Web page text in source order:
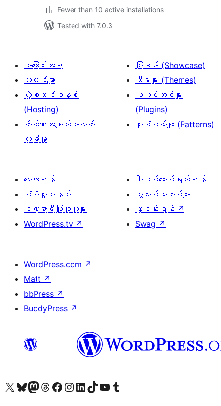
Fewer than 10 active installations
Tested with 7.0.3
အကြောင်းအရာ
သတင်းများ
ဟို့စတင်းစနစ်
(Hosting)
ကိုယ်ရေးအချက်အလက်
လုံခြုံမှု
ပြခန်း (Showcase)
သီးမားများ (Themes)
ပလပ်အင်များ
(Plugins)
ပုံစံငယ်များ (Patterns)
လေ့လာရန်
ပံ့ပိုးမှုစနစ်
ဒဏ္ဍာရီပြုစုသူများ
WordPress.tv ↗
ပါဝင်ဆောင်ရွက်ရန်
ပွဲလမ်းသဘင်များ
လှူဒါန်းရန် ↗
Swag ↗
WordPress.com ↗
Matt ↗
bbPress ↗
BuddyPress ↗
ကျွန်ုပ်တို့၏ X (ယခင် Twitter) အကောင့်သို့ သွားရောက်ကြည့်ရှုပါကျွန်ုပ်တို့၏ Bluesky အကောင့်သို့ ဝင်ရောက်ကြည့်ရှုရန်
ကျွန်ုပ်တို့၏ Mastodon အကောင့်သို့ သွားရောက်ကြည့်ရှုပါကျွန်ုပ်တို့၏ Threads အကောင့်သို့ ဝင်ရောက်ကြည့်ရှုရန်
ကျွန်ုပ်တို့၏ Facebook စာမျက်နှာသို့ သွားရောက်ကြည့်ရှုပါကျွန်ုပ်တို့၏ Instagram အကောင့်သို့ သွားရောက်ကြည့်ရှုပါ ကျွန်ုပ်တို့၏ LinkedIn အကောင့်သို့ သွားရောက်ကြည့်ရှုပါကျွန်ုပ်တို့၏ TikTok အကောင့်သို့ ဝင်ရောက်ကြည့်ရှုရန်
ကျွန်ုပ်တို့၏ YouTube ချန်နယ်သို့ သွားရောက်ကြည့်ရှုပါ ကျွန်ုပ်တို့၏ Tumblr အကောင့်သို့ ဝင်ရောက်ကြည့်ရှုရန်